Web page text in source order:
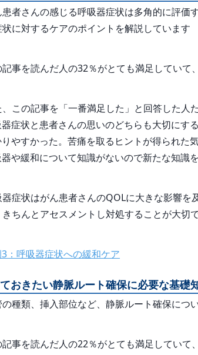
者さんの感じる呼吸器症状は多角的に評価
に対するケアのポイントを解説しています
事を読んだ人の32％がとても満足していて
この記事を「一番満足した」と回答した人
症状と患者さんの思いのどちらも大切にす
やすかった。苦痛を取るヒントが得られた
や緩和について知識がないので新たな知識
症状はがん患者さんのQOLに大きな影響を
ちんとアセスメントし対処することが大切
：呼吸器症状への緩和ケア
おきたい静脈ルート確保に必要な基礎
種類、挿入部位など、静脈ルート確保につ
事を読んだ人の22％がとても満足していて